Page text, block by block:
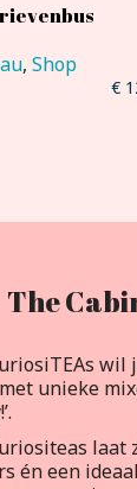
, Shop
€
The
unieke
laat
én een